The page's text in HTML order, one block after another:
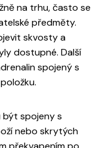
na trhu, často se
předměty.
skvosty a
dostupné. Další
spojený s
být spojeny s
nebo skrytých